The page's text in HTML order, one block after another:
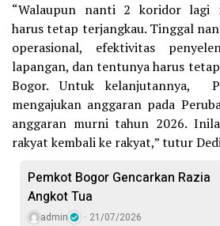
“Walaupun nanti 2 koridor lagi
harus tetap terjangkau. Tinggal
operasional, efektivitas
lapangan, dan tentunya harus
Bogor. Untuk kelanjutannya,
mengajukan anggaran pada
anggaran murni tahun 2026.
rakyat kembali ke rakyat,” tutur
Pemkot Bogor Gencarkan Razia
Angkot Tua
admin 21/07/2026